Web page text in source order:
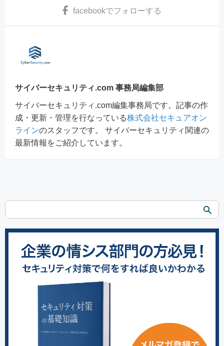
facebookでフォローする
サイバーセキュリティ.com 事務局編集部
サイバーセキュリティ.com編集事務局です。記事の作
成・更新・管理を行なっている株式会社セキュアオン
ラインのスタッフです。 サイバーセキュリティ関連の
最新情報をご紹介しています。